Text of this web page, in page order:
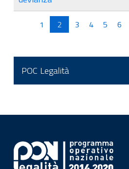
1 2 3 4 5 6
POC Legalità